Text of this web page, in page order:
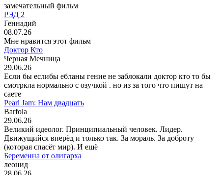
замечательный фильм
РЭД 2
Геннадий
08.07.26
Мне нравится этот фильм
Доктор Кто
Черная Мечница
29.06.26
Если бы еслибы ебланы гение не заблокали доктор кто то бы
смотркла нормально с озучкой . но из за того что пишут на
саете
Pearl Jam: Нам двадцать
Barfola
29.06.26
Великий идеолог. Принципиальный человек. Лидер.
Движущийся вперёд и только так. За мораль. За доброту
(которая спасёт мир). И ещё
Беременна от олигарха
леонид
28.06.26